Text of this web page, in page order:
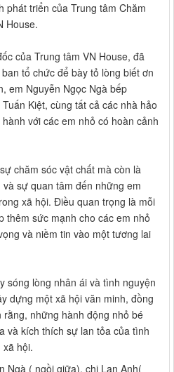
phát triển của Trung tâm Chăm
House.
của Trung tâm VN House, đã
tổ chức để bày tỏ lòng biết ơn
em Nguyễn Ngọc Ngà bếp
Kiệt, cùng tất cả các nhà hảo
với các em nhỏ có hoàn cảnh
chăm sóc vật chất mà còn là
sự quan tâm đến những em
xã hội. Điều quan trọng là mỗi
thêm sức mạnh cho các em nhỏ
và niềm tin vào một tương lai
sóng lòng nhân ái và tình nguyện
dựng một xã hội văn minh, đồng
những hành động nhỏ bé
và kích thích sự lan tỏa của tình
hội.